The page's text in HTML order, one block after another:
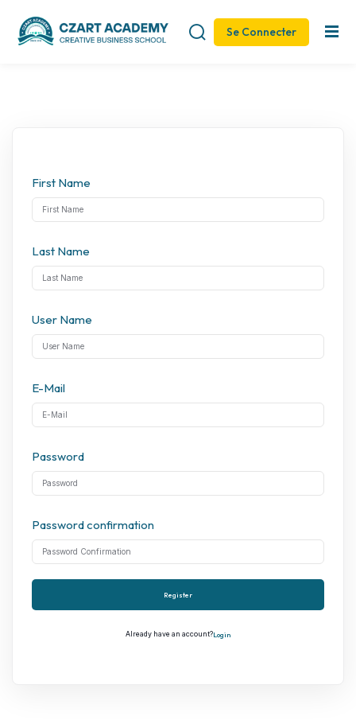
Se Connecter
First Name
Last Name
User Name
E-Mail
Password
Password confirmation
Register
Already have an account?Login
Sign in Sign up
Remember me